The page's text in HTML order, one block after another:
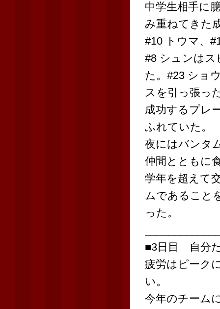
中学生相手に
み重ねてきた
#10 トウマ、
#8 シュンはス
た。#23 ショ
スを引っ張っ
成功するプレ
ふれていた。
夜にはバンタ
仲間とともに
学年を超えて
ムであること
った。
■3日目 自分
疲労はピーク
い。
今年のチーム